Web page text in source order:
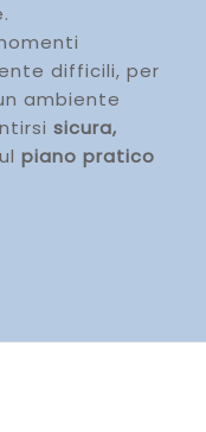
difficili, per
ambiente
sicura,
piano pratico